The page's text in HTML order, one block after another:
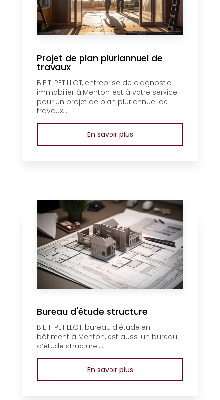
Projet de plan pluriannuel de
travaux
B.E.T. PETILLOT, entreprise de diagnostic
immobilier à Menton, est à votre service
pour un projet de plan pluriannuel de
travaux....
En savoir plus
Bureau d'étude structure
B.E.T. PETILLOT, bureau d’étude en
bâtiment à Menton, est aussi un bureau
d’étude structure....
En savoir plus